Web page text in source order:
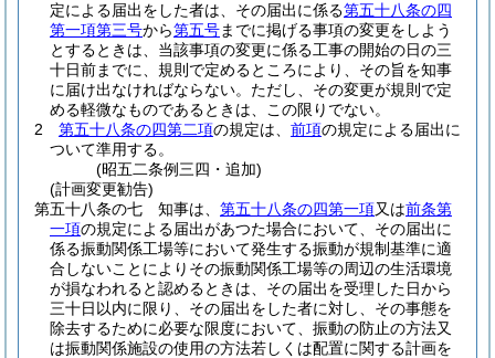
定による届出をした者は、その届出に係る第五十八条の四
第一項第三号から第五号までに掲げる事項の変更をしよう
とするときは、当該事項の変更に係る工事の開始の日の三
十日前までに、規則で定めるところにより、その旨を知事
に届け出なければならない。 ただし、その変更が規則で定
める軽微なものであるときは、この限りでない。
2
第五十八条の四第二項の規定は、 前項の規定による届出に
ついて準用する。
(昭五二条例三四・追加)
(計画変更勧告)
第五十八条の七
知事は、 第五十八条の四第一項又は前条第
一項の規定による届出があつた場合において、その届出に
係る振動関係工場等において発生する振動が規制基準に適
合しないことによりその振動関係工場等の周辺の生活環境
が損なわれると認めるときは、その届出を受理した日から
三十日以内に限り、その届出をした者に対し、その事態を
除去するために必要な限度において、振動の防止の方法又
は振動関係施設の使用の方法若しくは配置に関する計画を